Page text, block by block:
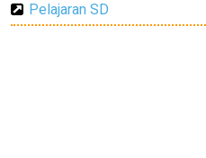
Pelajaran SD